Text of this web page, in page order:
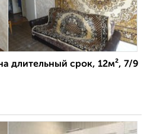
длительный срок, 12м², 7/9